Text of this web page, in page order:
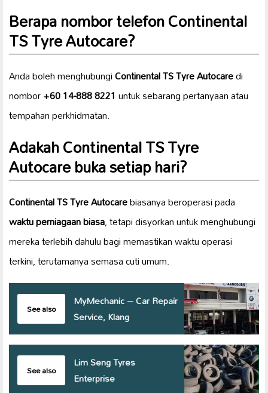
Berapa nombor telefon Continental
TS Tyre Autocare?
Anda boleh menghubungiContinental TS Tyre Autocaredi
nombor+60 14-888 8221 untuk sebarang pertanyaan atau
tempahan perkhidmatan.
Adakah Continental TS Tyre
Autocare buka setiap hari?
Continental TS Tyre Autocarebiasanya beroperasi pada
waktu perniagaan biasa, tetapi disyorkan untuk menghubungi
mereka terlebih dahulu bagi memastikan waktu operasi
terkini, terutamanya semasa cuti umum.
See also
MyMechanic – Car Repair
Service, Klang
See also
Lim Seng Tyres
Enterprise